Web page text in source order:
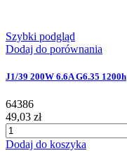
Szybki podgląd
Dodaj do porównania
J1/39 200W 6.6A G6.35 1200h
64386
49,03 zł
Dodaj do koszyka